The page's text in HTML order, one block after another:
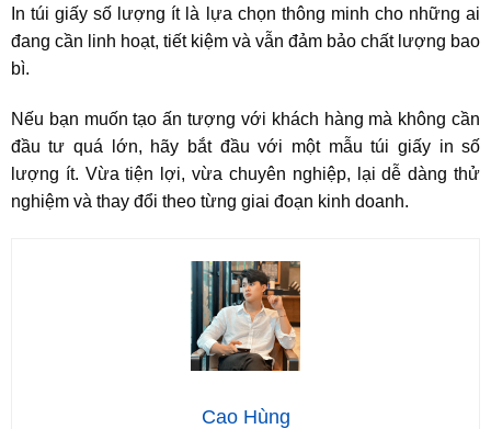
In túi giấy số lượng ít là lựa chọn thông minh cho những ai
đang cần linh hoạt, tiết kiệm và vẫn đảm bảo chất lượng bao
bì.
Nếu bạn muốn tạo ấn tượng với khách hàng mà không cần
đầu tư quá lớn, hãy bắt đầu với một mẫu túi giấy in số
lượng ít. Vừa tiện lợi, vừa chuyên nghiệp, lại dễ dàng thử
nghiệm và thay đổi theo từng giai đoạn kinh doanh.
Cao Hùng